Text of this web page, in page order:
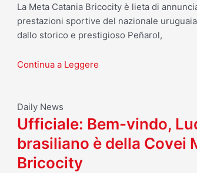
La Meta Catania Bricocity è lieta di
prestazioni sportive del nazionale
dallo storico e prestigioso Peñarol,
Continua a Leggere
Daily News
Ufficiale: Bem-vindo,
brasiliano è della Covei
Bricocity